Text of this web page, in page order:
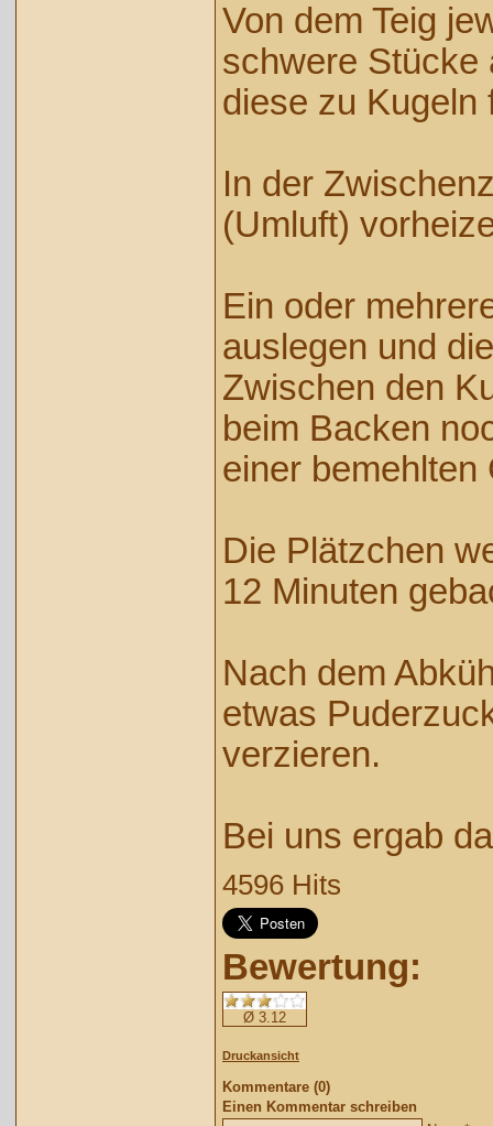
Von dem Teig
schwere Stücke
diese zu Kugeln
In der
(Umluft)
Ein oder
auslegen und
Zwischen den
beim Backen
einer bemehlten
Die Plätzchen
12 Minuten
Nach dem
etwas
verzieren.
Bei uns ergab
4596 Hits
Bewertung:
Ø 3.12
Druckansicht
Kommentare (0)
Einen Kommentar schreiben